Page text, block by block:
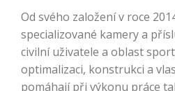
Od svého založení v roce
specializované kamery a
civilní uživatele a oblast
optimalizaci, konstrukci a
pomáhají při výkonu práce